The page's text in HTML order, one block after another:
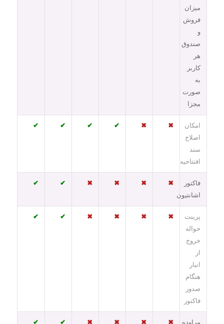
میزان
فروش
و
صندوق
هر
کاربر
به
صورت
مجزا
امکان
اصلاح
سند
افتتاحیه
✖
✖
✔
✔
✔
✔
فاکتور
اشانتیون
✖
✖
✖
✖
✔
✔
پرینت
حواله
خروج
از
انبار
هنگام
صدور
فاکتور
✖
✖
✖
✖
✔
✔
مراوده
✖
✖
✖
✖
✔
✔